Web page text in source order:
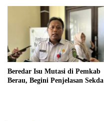
Beredar Isu Mutasi di Pemkab
Berau, Begini Penjelasan Sekda